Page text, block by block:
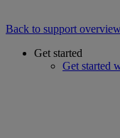
Back to support
Get started
Get started